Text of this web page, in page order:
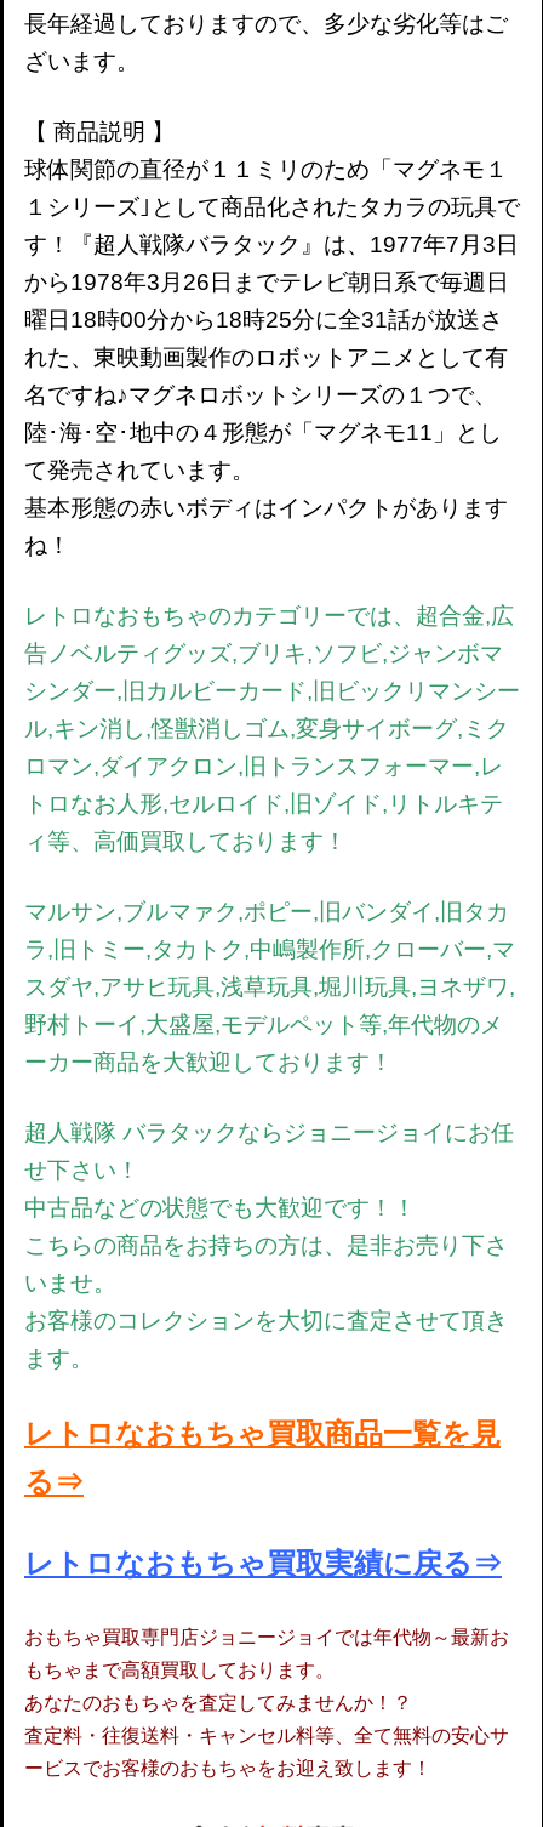
長年経過しておりますので、多少な劣化等はご
ざいます。
【 商品説明 】
球体関節の直径が１１ミリのため「マグネモ１
１シリーズ｣として商品化されたタカラの玩具で
す！『超人戦隊バラタック』は、1977年7月3日
から1978年3月26日までテレビ朝日系で毎週日
曜日18時00分から18時25分に全31話が放送さ
れた、東映動画製作のロボットアニメとして有
名ですね♪マグネロボットシリーズの１つで、
陸･海･空･地中の４形態が「マグネモ11」とし
て発売されています。
基本形態の赤いボディはインパクトがあります
ね！
レトロなおもちゃのカテゴリーでは、超合金,広
告ノベルティグッズ,ブリキ,ソフビ,ジャンボマ
シンダー,旧カルビーカード,旧ビックリマンシー
ル,キン消し,怪獣消しゴム,変身サイボーグ,ミク
ロマン,ダイアクロン,旧トランスフォーマー,レ
トロなお人形,セルロイド,旧ゾイド,リトルキテ
ィ等、高価買取しております！
マルサン,ブルマァク,ポピー,旧バンダイ,旧タカ
ラ,旧トミー,タカトク,中嶋製作所,クローバー,マ
スダヤ,アサヒ玩具,浅草玩具,堀川玩具,ヨネザワ,
野村トーイ,大盛屋,モデルペット等,年代物のメ
ーカー商品を大歓迎しております！
超人戦隊 バラタックならジョニージョイにお任
せ下さい！
中古品などの状態でも大歓迎です！！
こちらの商品をお持ちの方は、是非お売り下さ
いませ。
お客様のコレクションを大切に査定させて頂き
ます。
レトロなおもちゃ買取商品一覧を見
る⇒
レトロなおもちゃ買取実績に戻る⇒
おもちゃ買取専門店ジョニージョイでは年代物～最新お
もちゃまで高額買取しております。
あなたのおもちゃを査定してみませんか！？
査定料・往復送料・キャンセル料等、全て無料の安心サ
ービスでお客様のおもちゃをお迎え致します！